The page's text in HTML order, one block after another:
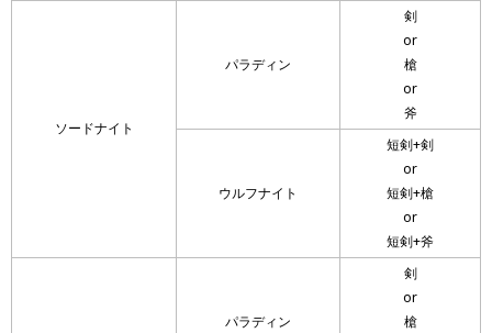
ソードナイト
パラディン
剣
or
槍
or
斧
ウルフナイト
短剣+剣
or
短剣+槍
or
短剣+斧
パラディン
剣
or
槍